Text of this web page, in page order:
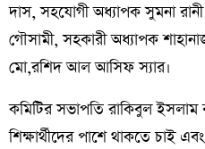
দাস, সহযোগী অধ্যাপক সুমনা
গৌসামী, সহকারী অধ্যাপক
মো,রশিদ আল আসিফ স্যার।
কমিটির সভাপতি রাকিবুল
শিক্ষার্থীদের পাশে থাকতে চাই